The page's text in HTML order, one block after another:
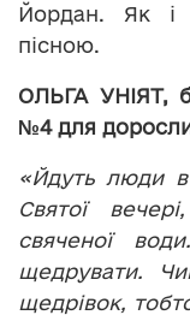
Йордан. Як і
пісною.
ОЛЬГА УНІЯТ,
№4 для
«Йдуть люди
Святої
свяченої
щедрувати.
щедрівок,